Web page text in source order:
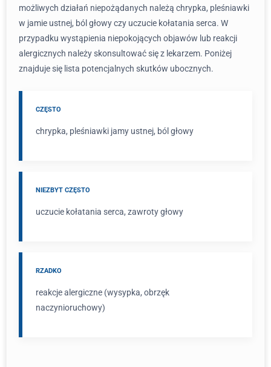
możliwych działań niepożądanych należą chrypka, pleśniawki
w jamie ustnej, ból głowy czy uczucie kołatania serca. W
przypadku wystąpienia niepokojących objawów lub reakcji
alergicznych należy skonsultować się z lekarzem. Poniżej
znajduje się lista potencjalnych skutków ubocznych.
CZĘSTO
chrypka, pleśniawki jamy ustnej, ból głowy
NIEZBYT CZĘSTO
uczucie kołatania serca, zawroty głowy
RZADKO
reakcje alergiczne (wysypka, obrzęk
naczynioruchowy)